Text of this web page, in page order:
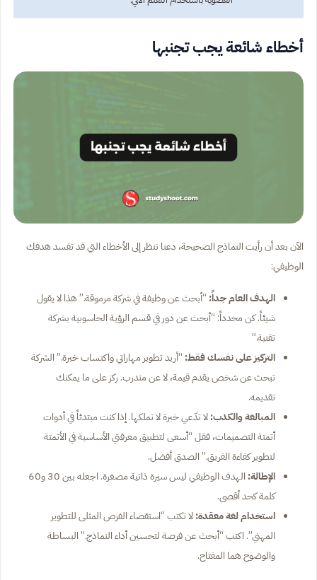
أخطاء شائعة يجب تجنبها
الآن بعد أن رأيت النماذج الصحيحة، دعنا ننظر إلى الأخطاء التي قد تفسد هدفك
الوظيفي:
الهدف العام جداً:“أبحث عن وظيفة في شركة مرموقة.” هذا لا يقول
شيئاً. كن محدداً: “أبحث عن دور في قسم الرؤية الحاسوبية بشركة
تقنية.”
التركيز على نفسك فقط:“أريد تطوير مهاراتي واكتساب خبرة.” الشركة
تبحث عن شخص يقدم قيمة، لا عن متدرب. ركز على ما يمكنك
تقديمه.
المبالغة والكذب:لا تدّعي خبرة لا تملكها. إذا كنت مبتدئاً في أدوات
أتمتة التصميمات، فقل “أسعى لتطبيق معرفتي الأساسية في الأتمتة
لتطوير كفاءة الفريق.” الصدق أفضل.
الإطالة:
الهدف الوظيفي ليس سيرة ذاتية مصغرة. اجعله بين 30 و60
كلمة كحد أقصى.
استخدام لغة معقدة:لا تكتب “استقصاء الفرص المثلى للتطوير
المهني”. اكتب “أبحث عن فرصة لتحسين أداء النماذج.” البساطة
والوضوح هما المفتاح.